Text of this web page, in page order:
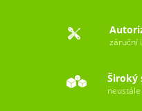
záruční
Široký